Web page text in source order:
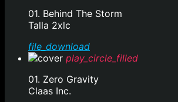
01. Behind The Storm
Talla 2xlc
file_download
play_circle_filled
01. Zero Gravity
Claas Inc.